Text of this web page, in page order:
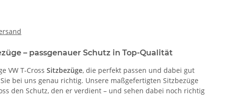
– passgenauer Schutz in Top-Qualität
VW T-Cross Sitzbezüge, die perfekt passen und dabei gut
bei uns genau richtig. Unsere maßgefertigten Sitzbezüge
den Schutz, den er verdient – und sehen dabei noch richtig